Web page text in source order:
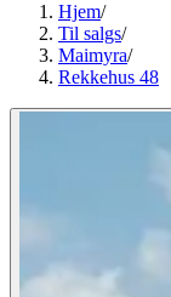
Hjem/
Til salgs/
Maimyra/
Rekkehus 48